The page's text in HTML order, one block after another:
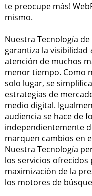
te preocupe más!
mismo.
Nuestra Tecnología
garantiza la visibilidad
atención de muchos
menor tiempo. Como
solo lugar, se
estrategias de
medio digital.
audiencia se hace de
independientemente
marquen cambios en
Nuestra Tecnología
los servicios ofrecidos
maximización de la
los motores de